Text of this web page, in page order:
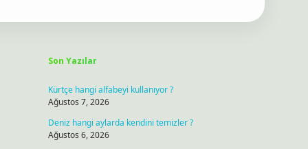
Son Yazılar
Kürtçe hangi alfabeyi kullanıyor ?
Ağustos 7, 2026
Deniz hangi aylarda kendini temizler ?
Ağustos 6, 2026